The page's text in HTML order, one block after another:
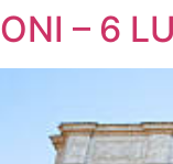
– 6